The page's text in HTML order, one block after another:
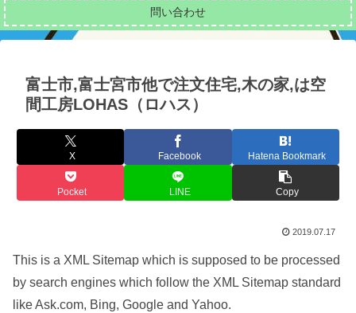
問い合わせ
富士市,富士宮市他で注文住宅,木の家,は空
間工房LOHAS（ロハス）
X Facebook Hatena Bookmark
Pocket LINE Copy
2019.07.17
This is a XML Sitemap which is supposed to be processed
by search engines which follow the XML Sitemap standard
like Ask.com, Bing, Google and Yahoo.